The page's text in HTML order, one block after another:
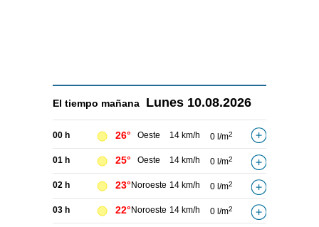
El tiempo mañana Lunes 10.08.2026
00 h 26° Oeste 14 km/h 0 l/m2
01 h 25° Oeste 14 km/h 0 l/m2
02 h 23° Noroeste 14 km/h 0 l/m2
03 h 22° Noroeste 14 km/h 0 l/m2